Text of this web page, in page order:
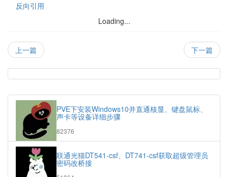
反向引用
Loading...
下一篇
上一篇
热
章
文
章
PVE下安装Windows10并直通核显、键盘鼠标、
声卡等设备详细步骤
浏
次
数:
82376
联通光猫DT541-csf、DT741-csf获取超级管理员
密码改桥接